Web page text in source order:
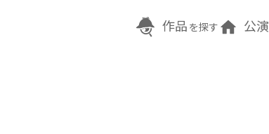
作品 を探す 公演